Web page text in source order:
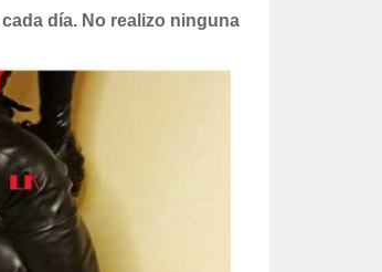
día. No realizo ninguna